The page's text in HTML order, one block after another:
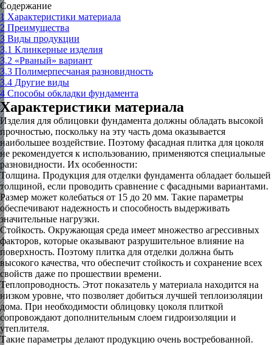
Содержание
1 Характеристики материала
2 Преимущества
3 Виды продукции
3.1 Клинкерные изделия
3.2 «Рваный» вариант
3.3 Полимерпесчаная разновидность
3.4 Другие виды
4 Способы обкладки фундамента
Характеристики материала
Изделия для облицовки фундамента должны обладать высокой
прочностью, поскольку на эту часть дома оказывается
наибольшее воздействие. Поэтому фасадная плитка для цоколя
не рекомендуется к использованию, применяются специальные
разновидности. Их особенности:
Толщина. Продукция для отделки фундамента обладает большей
толщиной, если проводить сравнение с фасадными вариантами.
Размер может колебаться от 15 до 20 мм. Такие параметры
обеспечивают надежность и способность выдерживать
значительные нагрузки.
Стойкость. Окружающая среда имеет множество агрессивных
факторов, которые оказывают разрушительное влияние на
поверхность. Поэтому плитка для отделки должна быть
высокого качества, что обеспечит стойкость и сохранение всех
свойств даже по прошествии времени.
Теплопроводность. Этот показатель у материала находится на
низком уровне, что позволяет добиться лучшей теплоизоляции
дома. При необходимости облицовку цоколя плиткой
сопровождают дополнительным слоем гидроизоляции и
утеплителя.
Такие параметры делают продукцию очень востребованной.